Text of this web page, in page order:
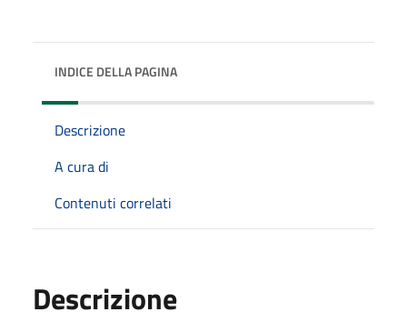
INDICE DELLA PAGINA
Descrizione
A cura di
Contenuti correlati
Descrizione